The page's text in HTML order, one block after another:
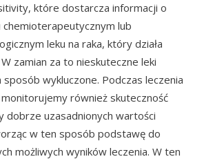
które dostarcza informacji o
lub
leku na raka, który działa
zamian za to nieskuteczne leki
wykluczone. Podczas leczenia
również skuteczność
dobrze uzasadnionych wartości
w ten sposób podstawę do
możliwych wyników leczenia. W ten